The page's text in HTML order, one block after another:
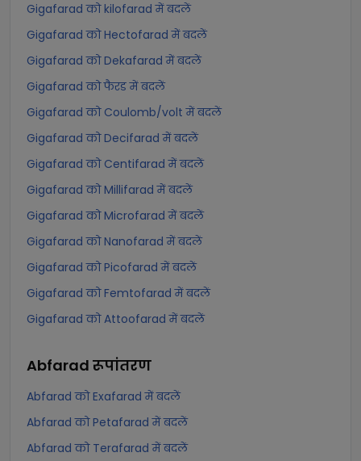
Gigafarad को kilofarad में बदलें
Gigafarad को Hectofarad में बदलें
Gigafarad को Dekafarad में बदलें
Gigafarad को फैरड में बदलें
Gigafarad को Coulomb/volt में बदलें
Gigafarad को Decifarad में बदलें
Gigafarad को Centifarad में बदलें
Gigafarad को Millifarad में बदलें
Gigafarad को Microfarad में बदलें
Gigafarad को Nanofarad में बदलें
Gigafarad को Picofarad में बदलें
Gigafarad को Femtofarad में बदलें
Gigafarad को Attoofarad में बदलें
Abfarad रूपांतरण
Abfarad को Exafarad में बदलें
Abfarad को Petafarad में बदलें
Abfarad को Terafarad में बदलें